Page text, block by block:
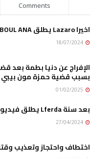
Comments
اخيرا Lazaro يطلق MAHBOUL ANA
الإفراج عن دنيا بطمة بعد
بسبب قضية حمزة مون بيبي
بعد سنة Lferda يطلق فيديو كليب SAN SIRO
اختطاف واحتجاز وتعذيب